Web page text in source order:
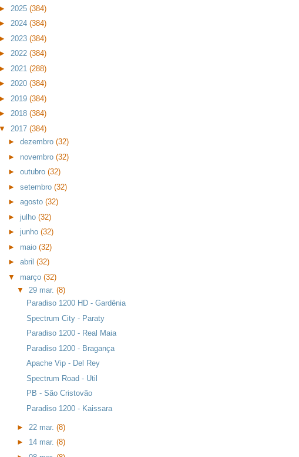
► 2025 (384)
► 2024 (384)
► 2023 (384)
► 2022 (384)
► 2021 (288)
► 2020 (384)
► 2019 (384)
► 2018 (384)
▼ 2017 (384)
► dezembro (32)
► novembro (32)
► outubro (32)
► setembro (32)
► agosto (32)
► julho (32)
► junho (32)
► maio (32)
► abril (32)
▼ março (32)
▼ 29 mar.(8)
Paradiso 1200 HD - Gardênia
Spectrum City - Paraty
Paradiso 1200 - Real Maia
Paradiso 1200 - Bragança
Apache Vip - Del Rey
Spectrum Road - Util
PB - São Cristovão
Paradiso 1200 - Kaissara
► 22 mar.(8)
► 14 mar.(8)